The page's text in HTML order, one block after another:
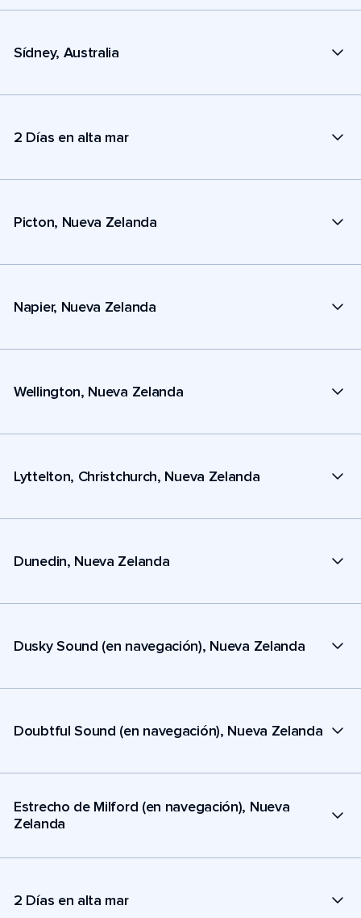
Sídney, Australia
2 Días en alta mar
Picton, Nueva Zelanda
Napier, Nueva Zelanda
Wellington, Nueva Zelanda
Lyttelton, Christchurch, Nueva Zelanda
Dunedin, Nueva Zelanda
Dusky Sound (en navegación), Nueva Zelanda
Doubtful Sound (en navegación), Nueva Zelanda
Estrecho de Milford (en navegación), Nueva
Zelanda
2 Días en alta mar